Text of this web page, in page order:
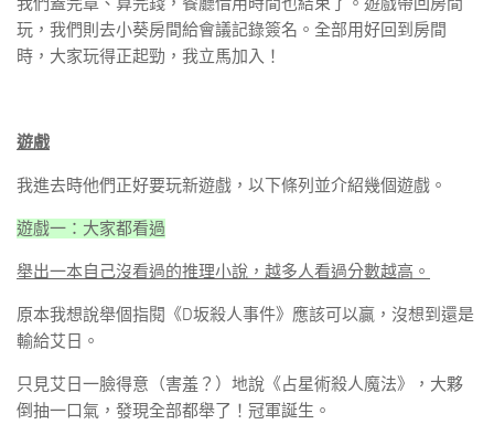
玩，我們則去小葵房間給會議記錄簽名。全部用好回到房間
時，大家玩得正起勁，我立馬加入！
遊戲
我進去時他們正好要玩新遊戲，以下條列並介紹幾個遊戲。
遊戲一：大家都看過
舉出一本自己沒看過的推理小說，越多人看過分數越高。
原本我想說舉個指閱《D坂殺人事件》應該可以贏，沒想到還是
輸給艾日。
只見艾日一臉得意（害羞？）地說《占星術殺人魔法》，大夥
倒抽一口氣，發現全部都舉了！冠軍誕生。